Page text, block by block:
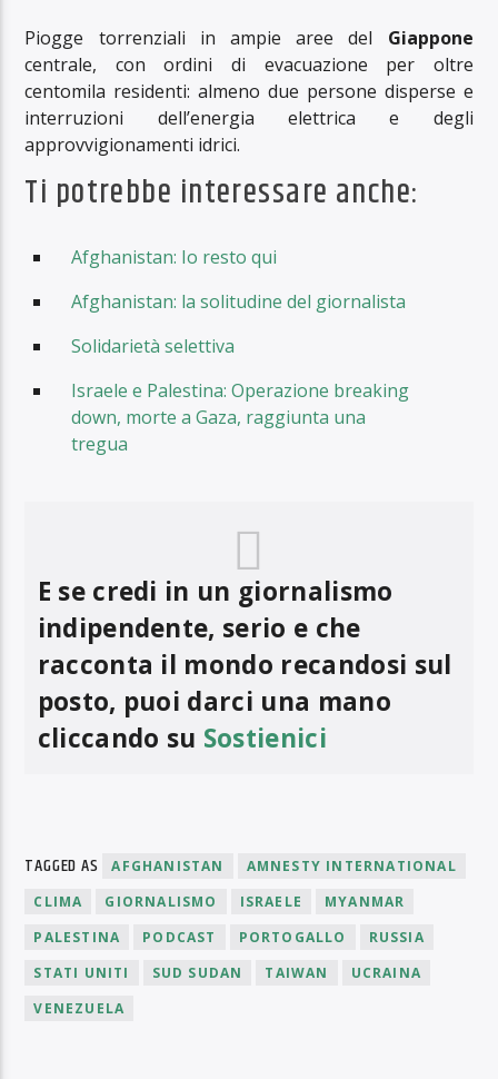
Piogge torrenziali in ampie aree del Giappone
centrale, con ordini di evacuazione per oltre
centomila residenti: almeno due persone disperse e
interruzioni dell’energia elettrica e degli
approvvigionamenti idrici.
Ti potrebbe interessare anche:
Afghanistan: Io resto qui
Afghanistan: la solitudine del giornalista
Solidarietà selettiva
Israele e Palestina: Operazione breaking
down, morte a Gaza, raggiunta una
tregua
E se credi in un giornalismo
indipendente, serio e che
racconta il mondo recandosi sul
posto, puoi darci una mano
cliccando su Sostienici
TAGGED AS AFGHANISTAN
AMNESTY INTERNATIONAL
CLIMA
GIORNALISMO ISRAELE
MYANMAR
PALESTINA
PODCAST PORTOGALLO
RUSSIA
STATI UNITI
SUD SUDAN TAIWAN
UCRAINA
VENEZUELA